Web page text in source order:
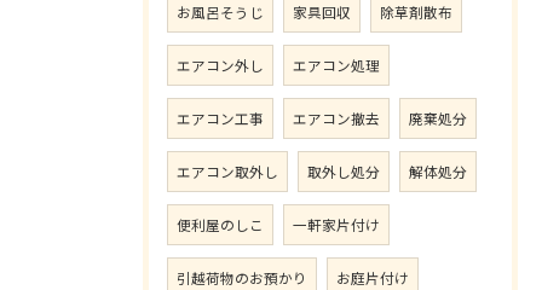
お風呂そうじ 家具回収 除草剤散布
エアコン外し エアコン処理
エアコン工事 エアコン撤去 廃棄処分
エアコン取外し 取外し処分 解体処分
便利屋のしこ 一軒家片付け
引越荷物のお預かり お庭片付け